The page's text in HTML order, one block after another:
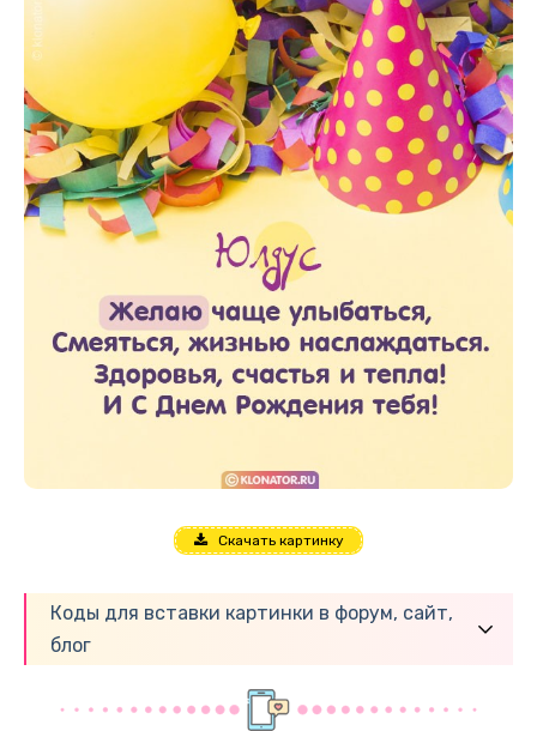
Скачать картинку
Коды для вставки картинки в форум, сайт,
блог